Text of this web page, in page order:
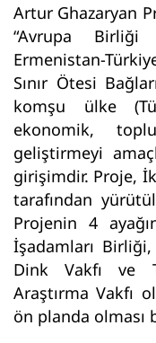
Artur Ghazaryan
“Avrupa Birliği
Ermenistan-
Sınır Ötesi
komşu ülke
ekonomik,
geliştirmeyi
girişimdir. Proje,
tarafından
Projenin 4
İşadamları
Dink Vakfı ve
Araştırma Vakfı
ön planda olması